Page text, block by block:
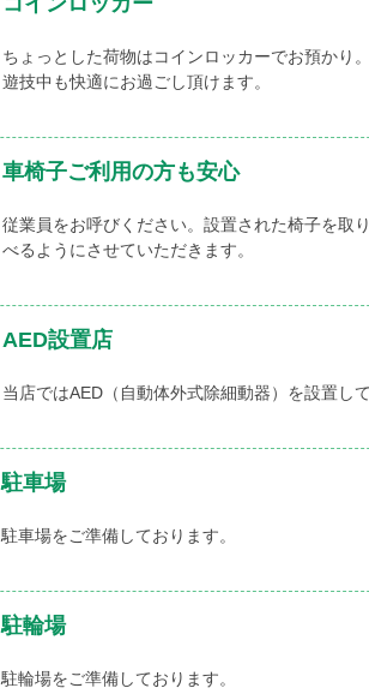
ちょっとした荷物はコインロッカーでお預かり。
遊技中も快適にお過ごし頂けます。
車椅子ご利用の方も安心
従業員をお呼びください。設置された椅子を取
べるようにさせていただきます。
AED設置店
当店ではAED（自動体外式除細動器）を設置して
駐車場
駐車場をご準備しております。
駐輪場
駐輪場をご準備しております。